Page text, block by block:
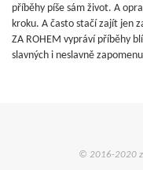
příběhy píše sám život. A
kroku. A často stačí zajít jen
ZA ROHEM vypráví příběhy
slavných i neslavně
© 2016-2020